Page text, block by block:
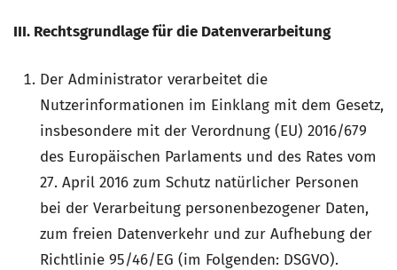
III. Rechtsgrundlage für die Datenverarbeitung
Der Administrator verarbeitet die
Nutzerinformationen im Einklang mit dem Gesetz,
insbesondere mit der Verordnung (EU) 2016/679
des Europäischen Parlaments und des Rates vom
27. April 2016 zum Schutz natürlicher Personen
bei der Verarbeitung personenbezogener Daten,
zum freien Datenverkehr und zur Aufhebung der
Richtlinie 95/46/EG (im Folgenden: DSGVO).